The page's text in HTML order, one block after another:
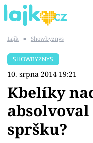
SHOPAHOLICADEL
Témata
Lajk ■ Showbyznys
SHOWBYZNYS
10. srpna 2014 19:21
Kbelíky
spršku?